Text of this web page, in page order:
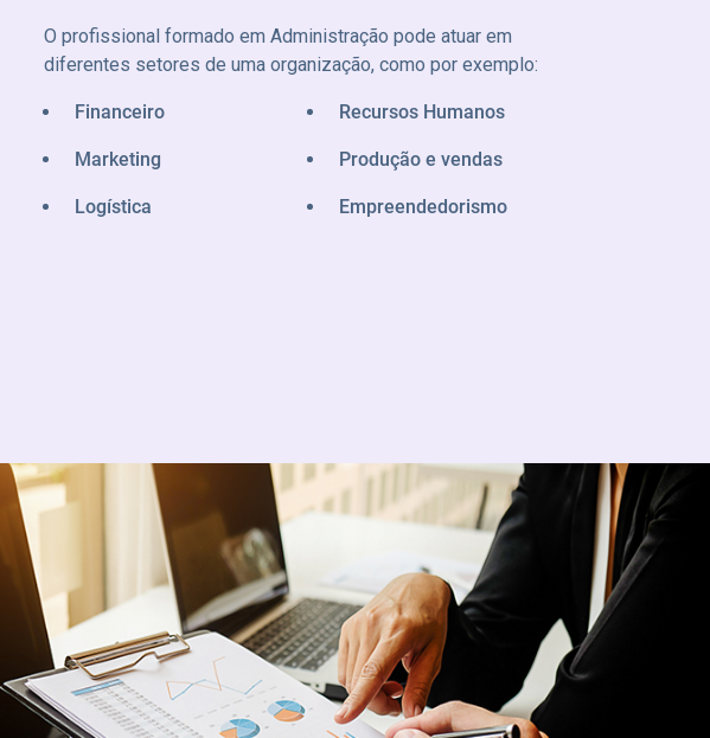
O profissional formado em Administração pode atuar em
diferentes setores de uma organização, como por exemplo:
Financeiro
Marketing
Logística
Recursos Humanos
Produção e vendas
Empreendedorismo